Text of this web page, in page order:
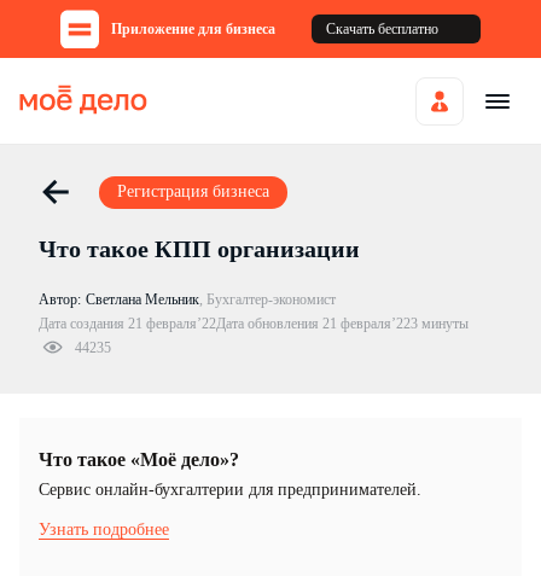
Приложение для бизнеса Скачать бесплатно
Регистрация бизнеса
Что такое КПП организации
Автор: Светлана Мельник, Бухгалтер-экономист
Дата создания 21 февраля’22Дата обновления 21 февраля’223 минуты
44235
Что такое «Моё дело»?
Cервис онлайн-бухгалтерии для предпринимателей.
Узнать подробнее